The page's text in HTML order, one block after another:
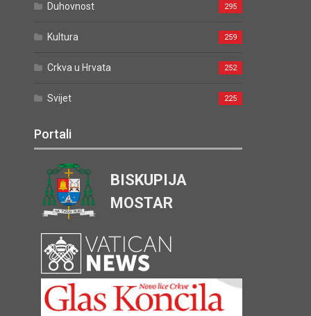
Duhovnost 295
Kultura 259
Crkva u Hrvata 252
Svijet 225
Portali
BISKUPIJA
MOSTAR